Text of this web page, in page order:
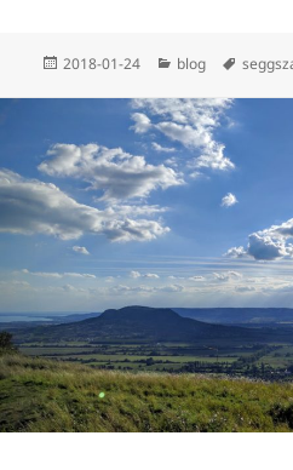
Közzétéve
2018-01-24 Kategória
blog Címke